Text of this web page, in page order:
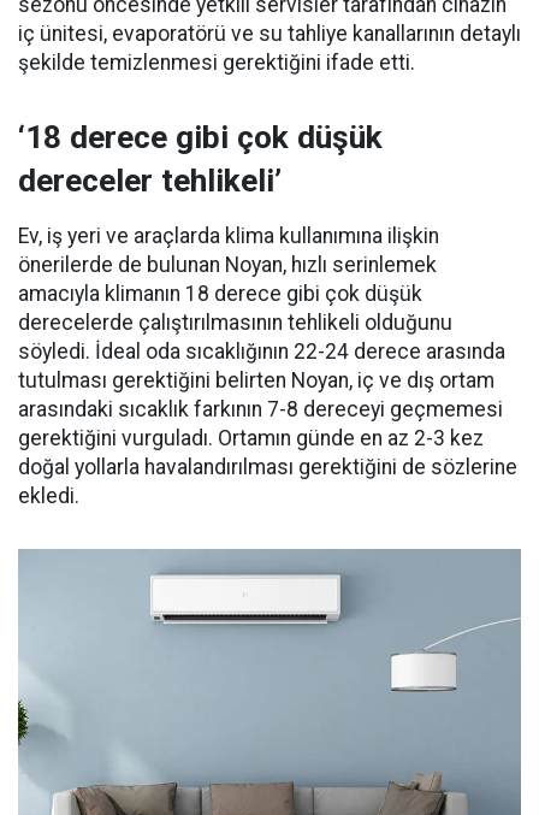
sezonu öncesinde yetkili servisler tarafından cihazın
iç ünitesi, evaporatörü ve su tahliye kanallarının detaylı
şekilde temizlenmesi gerektiğini ifade etti.
‘18 derece gibi çok düşük
dereceler tehlikeli’
Ev, iş yeri ve araçlarda klima kullanımına ilişkin
önerilerde de bulunan Noyan, hızlı serinlemek
amacıyla klimanın 18 derece gibi çok düşük
derecelerde çalıştırılmasının tehlikeli olduğunu
söyledi. İdeal oda sıcaklığının 22-24 derece arasında
tutulması gerektiğini belirten Noyan, iç ve dış ortam
arasındaki sıcaklık farkının 7-8 dereceyi geçmemesi
gerektiğini vurguladı. Ortamın günde en az 2-3 kez
doğal yollarla havalandırılması gerektiğini de sözlerine
ekledi.